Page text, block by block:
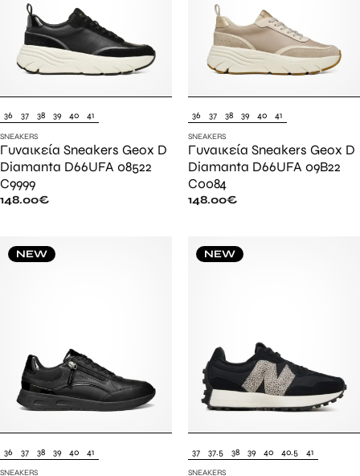
36 37 38 39 40 41
SNEAKERS
Γυναικεία Sneakers Geox D
Diamanta D66UFA 08522
C9999
148.00€
36 37 38 39 40 41
SNEAKERS
Γυναικεία Sneakers Geox D
Diamanta D66UFA 09B22
C0084
148.00€
NEW
36 37 38 39 40 41
SNEAKERS
NEW
37 37.5 38 39 40 40.5 41
SNEAKERS